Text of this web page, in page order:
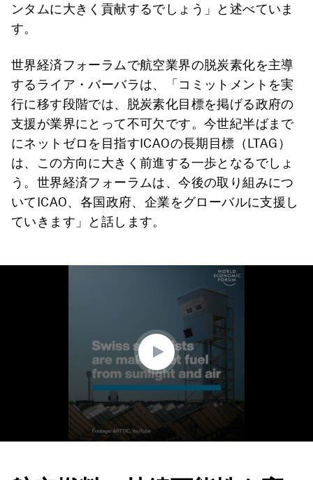
ンタムに大きく貢献するでしょう」と述べていま
す。
世界経済フォーラムで航空業界の脱炭素化を主導
するライア・バーバラは、「コミットメントを実
行に移す段階では、脱炭素化目標を掲げる政府の
支援が業界にとって不可欠です。今世紀半ばまで
にネットゼロを目指すICAOの長期目標（LTAG）
は、この方向に大きく前進する一歩となるでしょ
う。世界経済フォーラムは、今後の取り組みにつ
いてICAO、各国政府、企業をグローバルに支援し
ていきます」と話します。